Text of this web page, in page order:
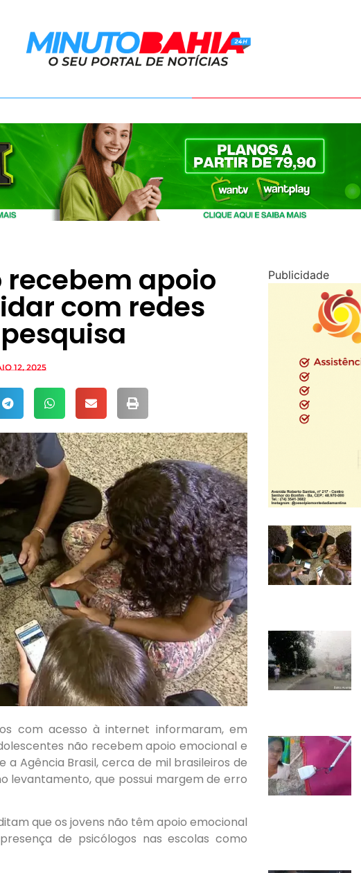
apoio
com redes
12, 2025
com acesso à internet informaram, em
não recebem apoio emocional e
Agência Brasil, cerca de mil brasileiros de
levantamento, que possui margem de erro
que os jovens não têm apoio emocional
de psicólogos nas escolas como
Publicidade